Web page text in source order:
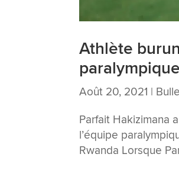
Athlète
Août 20, 2021 |
Parfait Hakizimana
l’équipe
Rwanda Lorsque